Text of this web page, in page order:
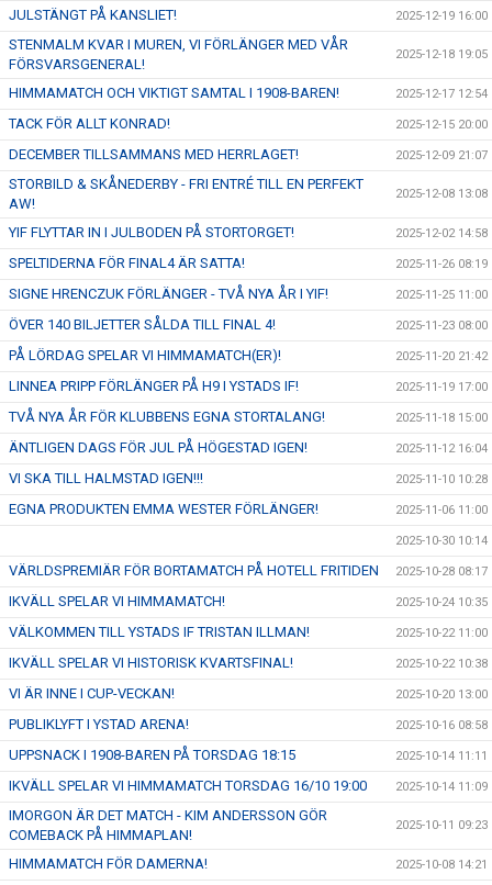
JULSTÄNGT PÅ KANSLIET! 2025-12-19 16:00
STENMALM KVAR I MUREN, VI FÖRLÄNGER MED VÅR
FÖRSVARSGENERAL!
2025-12-18 19:05
HIMMAMATCH OCH VIKTIGT SAMTAL I 1908-BAREN! 2025-12-17 12:54
TACK FÖR ALLT KONRAD! 2025-12-15 20:00
DECEMBER TILLSAMMANS MED HERRLAGET! 2025-12-09 21:07
STORBILD & SKÅNEDERBY - FRI ENTRÉ TILL EN PERFEKT
AW!
2025-12-08 13:08
YIF FLYTTAR IN I JULBODEN PÅ STORTORGET! 2025-12-02 14:58
SPELTIDERNA FÖR FINAL4 ÄR SATTA! 2025-11-26 08:19
SIGNE HRENCZUK FÖRLÄNGER - TVÅ NYA ÅR I YIF! 2025-11-25 11:00
ÖVER 140 BILJETTER SÅLDA TILL FINAL 4! 2025-11-23 08:00
PÅ LÖRDAG SPELAR VI HIMMAMATCH(ER)! 2025-11-20 21:42
LINNEA PRIPP FÖRLÄNGER PÅ H9 I YSTADS IF! 2025-11-19 17:00
TVÅ NYA ÅR FÖR KLUBBENS EGNA STORTALANG! 2025-11-18 15:00
ÄNTLIGEN DAGS FÖR JUL PÅ HÖGESTAD IGEN! 2025-11-12 16:04
VI SKA TILL HALMSTAD IGEN!!! 2025-11-10 10:28
EGNA PRODUKTEN EMMA WESTER FÖRLÄNGER! 2025-11-06 11:00
2025-10-30 10:14
VÄRLDSPREMIÄR FÖR BORTAMATCH PÅ HOTELL FRITIDEN 2025-10-28 08:17
IKVÄLL SPELAR VI HIMMAMATCH! 2025-10-24 10:35
VÄLKOMMEN TILL YSTADS IF TRISTAN ILLMAN! 2025-10-22 11:00
IKVÄLL SPELAR VI HISTORISK KVARTSFINAL! 2025-10-22 10:38
VI ÄR INNE I CUP-VECKAN! 2025-10-20 13:00
PUBLIKLYFT I YSTAD ARENA! 2025-10-16 08:58
UPPSNACK I 1908-BAREN PÅ TORSDAG 18:15 2025-10-14 11:11
IKVÄLL SPELAR VI HIMMAMATCH TORSDAG 16/10 19:00 2025-10-14 11:09
IMORGON ÄR DET MATCH - KIM ANDERSSON GÖR
COMEBACK PÅ HIMMAPLAN!
2025-10-11 09:23
HIMMAMATCH FÖR DAMERNA! 2025-10-08 14:21